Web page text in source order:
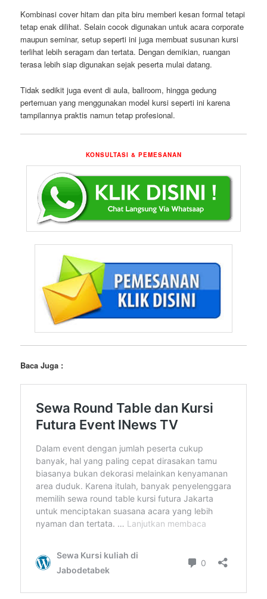
Kombinasi cover hitam dan pita biru memberi kesan formal tetapi
tetap enak dilihat. Selain cocok digunakan untuk acara corporate
maupun seminar, setup seperti ini juga membuat susunan kursi
terlihat lebih seragam dan tertata. Dengan demikian, ruangan
terasa lebih siap digunakan sejak peserta mulai datang.
Tidak sedikit juga event di aula, ballroom, hingga gedung
pertemuan yang menggunakan model kursi seperti ini karena
tampilannya praktis namun tetap profesional.
KONSULTASI & PEMESANAN
Baca Juga :